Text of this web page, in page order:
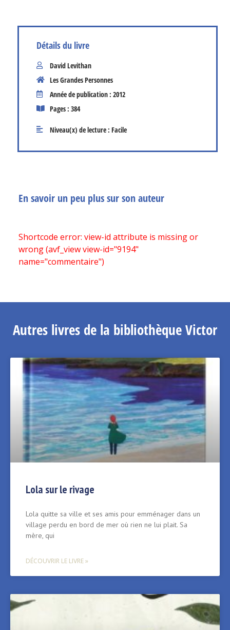
Détails du livre
David Levithan
Les Grandes Personnes
Année de publication : 2012
Pages : 384
Niveau(x) de lecture : Facile
En savoir un peu plus sur son auteur
Shortcode error: view-id attribute is missing or
wrong (avf_view view-id="9194"
name="commentaire")
Autres livres de la bibliothèque Victor
Lola sur le rivage
Lola quitte sa ville et ses amis pour emménager dans un
village perdu en bord de mer où rien ne lui plait. Sa
mère, qui
DÉCOUVRIR LE LIVRE »